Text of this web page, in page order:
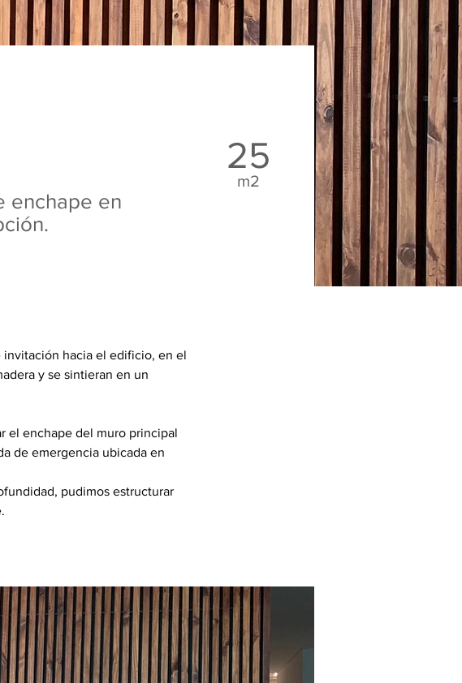
enchape en
m2
25
invitación hacia el edificio, en el
y se sintieran en un
el enchape del muro principal
de emergencia ubicada en
pudimos estructurar